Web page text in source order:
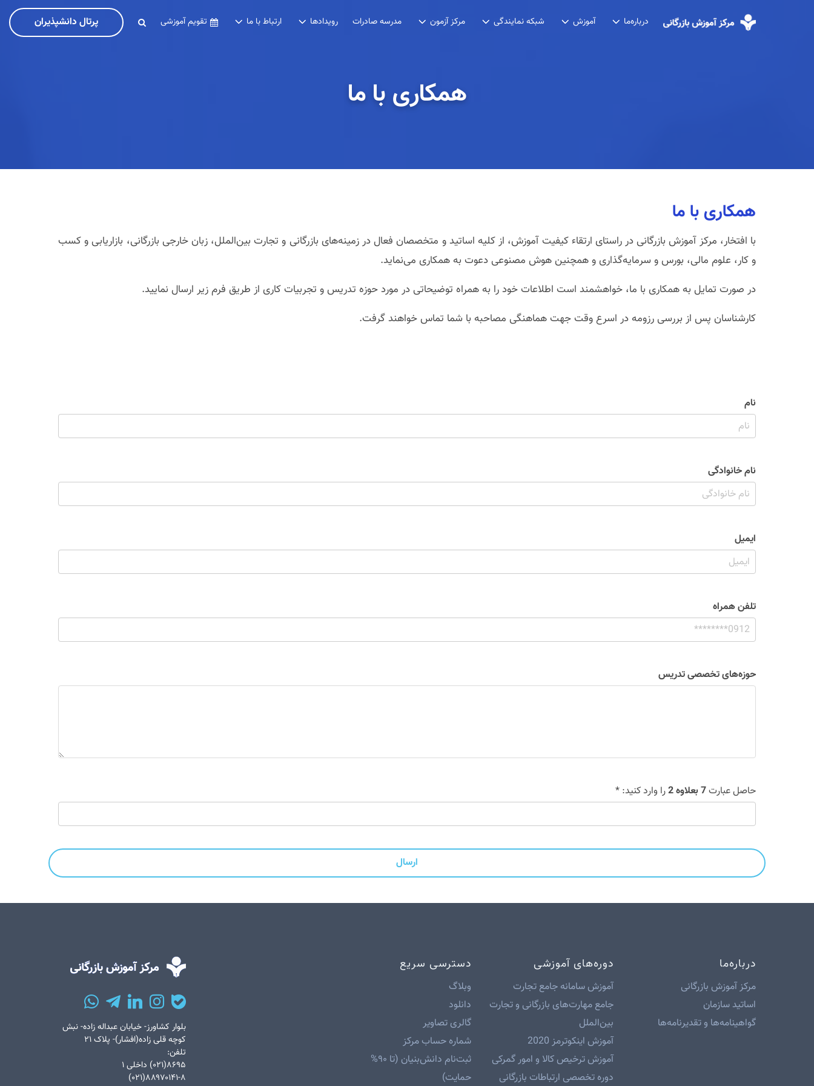
درباره‌ما آموزش شبکه نمایندگی مرکز آزمون مدرسه صادرات رویدادها ارتباط با ما تقویم آموزشی پرتال دانشپذیران
همکاری با ما
همکاری با ما
با افتخار، مرکز آموزش بازرگانی در راستای ارتقاء کیفیت آموزش، از کلیه اساتید و متخصصان فعال در زمینه‌های بازرگانی و تجارت بین‌الملل، زبان خارجی بازرگانی، بازاریابی و کسب
و کار، علوم مالی، بورس و سرمایه‌گذاری و همچنین هوش مصنوعی دعوت به همکاری می‌نماید.
در صورت تمایل به همکاری با ما، خواهشمند است اطلاعات خود را به همراه توضیحاتی در مورد حوزه تدریس و تجربیات کاری از طریق فرم زیر ارسال نمایید.
کارشناسان پس از بررسی رزومه در اسرع وقت جهت هماهنگی مصاحبه با شما تماس خواهند گرفت.
نام
نام خانوادگی
ایمیل
تلفن همراه
حوزه‌های تخصصی تدریس
حاصل عبارت7 بعلاوه 2 را وارد کنید: *
ارسال
درباره‌ما
مرکز آموزش بازرگانی
اساتید سازمان
گواهینامه‌ها و تقدیرنامه‌ها
دوره‌های آموزشی
آموزش سامانه جامع تجارت
جامع مهارت‌های بازرگانی و تجارت
بین‌الملل
آموزش اینکوترمز 2020
آموزش ترخیص کالا و امور گمرکی
دوره تخصصی ارتباطات بازرگانی
دسترسی سریع
وبلاگ
دانلود
گالری تصاویر
شماره حساب مرکز
ثبت‌نام دانش‌بنیان (تا ۹۰%
حمایت)
بلوار کشاورز- خیابان عبداله زاده- نبش
کوچه قلی زاده(افشار)- پلاک ۲۱
تلفن:
۸۶۹۵(۰۲۱) داخلی ۱
۸۸۹۷۰۱۴۱-۸(۰۲۱)